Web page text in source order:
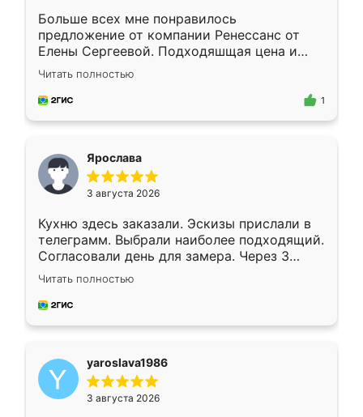
Больше всех мне понравилось
предложение от компании Ренессанс от
Елены Сергеевой. Подходяшщая цена и
короткие сроки изготовления. Приехавший
для замера сотрудник Владислав
предложил по моему эскизу самый
Читать полностью
1
Ярослава
3 августа 2026
Кухню здесь заказали. Эскизы прислали в
телеграмм. Выбрали наиболее подходящий.
Согласовали день для замера. Через 3
недели кухня была уже готова. Остались
довольны работой. Спасибо Ренессанс
мебель за качественную работу!
Читать полностью
yaroslava1986
3 августа 2026